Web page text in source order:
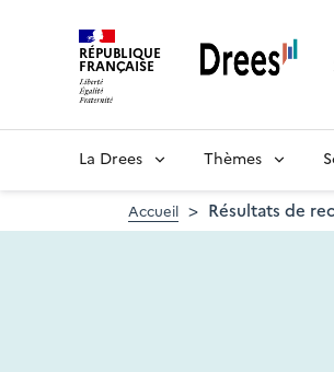
RÉPUBLIQUE
FRANÇAISE
La Drees Thèmes
Accueil Résultats de